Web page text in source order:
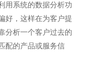
用系统的数据分析功
好，这样在为客户提
分析一个客户过去的
配的产品或服务信